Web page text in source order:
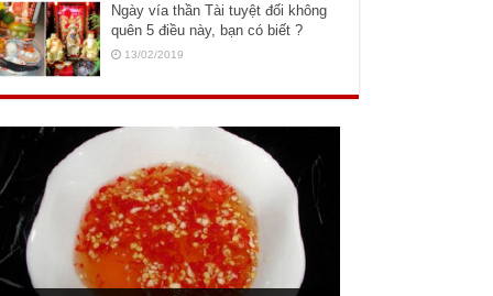
Ngày vía thần Tài tuyệt đối không
quên 5 điều này, bạn có biết ?
13/02/2019